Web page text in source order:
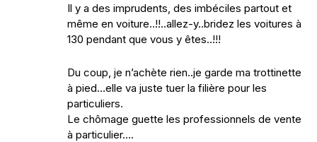
Il y a des imprudents, des imbéciles partout et
même en voiture..!!..allez-y..bridez les voitures à
130 pendant que vous y êtes..!!!
Du coup, je n’achète rien..je garde ma trottinette
à pied…elle va juste tuer la filière pour les
particuliers.
Le chômage guette les professionnels de vente
à particulier….